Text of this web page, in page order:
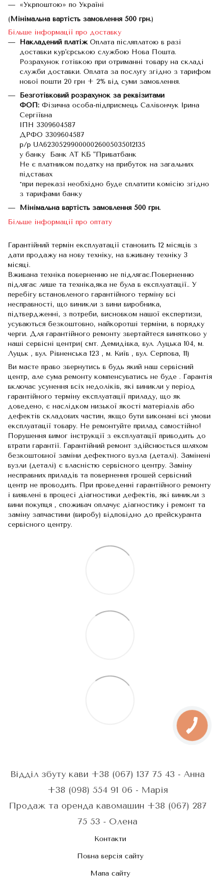
«Укрпоштою» по Україні
(Мінімальна вартість замовлення 500 грн.)
Більше інформації про доставку
Накладений платіжОплата післяплатою в разі
доставки кур'єрською службою Нова Пошта.
Розрахунок готівкою при отриманні товару на складі
служби доставки. Оплата за послугу згідно з тарифом
нової пошти 20 грн + 2% від суми замовлення.
Безготівковий розрахунок за реквізитами
ФОП: Фізична особа-підприємець Салівончук Ірина
Сергіївна
ІПН 3309604587
ДРФО 3309604587
р/р UA623052990000026005035012135
у банку Банк АТ КБ "Приватбанк
Не є платником податку на прибуток на загальних
підставах
*при переказі необхідно буде сплатити комісію згідно
з тарифами банку
Мінімальна вартість замовлення 500 грн.
Більше інформації про оптату
Гарантійний термін експлуатації становить 12 місяців з
дати продажу на нову техніку, на вживану техніку 3
місяці.
Вживана техніка поверненню не підлягає.Поверненню
підлягає лише та техніка,яка не була в експлуатації.. У
перебігу встановленого гарантійного терміну всі
несправності, що виникли з вини виробника,
підтвердженні, з потреби, висновком нашої експертизи,
усуваються безкоштовно, найкоротші терміни, в порядку
черги. Для гарантійного ремонту звертайтеся винятково у
наші сервісні центри( смт. Демидівка, вул. Луцька 104, м.
Луцьк , вул. Рівненська 123 , м. Київ , вул. Серпова, 11)
Ви маєте право звернутись в будь який наш сервісний
центр, але сума ремонту компенсуватись не буде . Гарантія
включає усунення всіх недоліків, які виникли у період
гарантійного терміну експлуатації приладу, що як
доведено, є наслідком низької якості матеріалів або
дефектів складових частин, якщо бути виконані всі умови
експлуатації товару. Не ремонтуйте прилад самостійно!
Порушення вимог інструкції з експлуатації приводить до
втрати гарантії. Гарантійний ремонт здійснюється шляхом
безкоштовної заміни дефектного вузла (деталі). Замінені
вузли (деталі) є власністю сервісного центру. Заміну
несправних приладів та повернення грошей сервісний
центр не проводить. При проведенні гарантійного ремонту
і виявлені в процесі діагностики дефектів, які виникли з
вини покупця , споживач оплачує діагностику і ремонт та
заміну запчастини (виробу) відповідно до прейскуранта
сервісного центру.
Відділ збуту кави +38 (067) 137 75 43 - Анна
+38 (098) 554 91 06 - Марія
Продаж та оренда кавомашин +38 (067) 287
75 53 - Олена
Контакти
Повна версія сайту
Мапа сайту